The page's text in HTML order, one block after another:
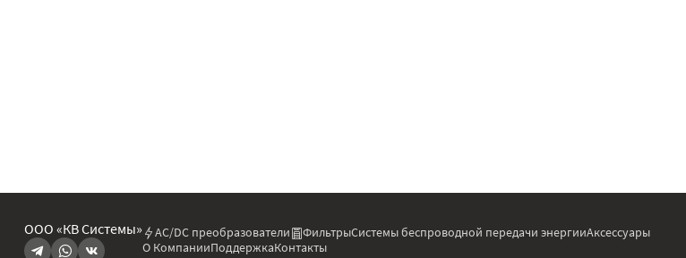
ООО «КВ Системы» AC/DC преобразователи ФильтрыСистемы беспроводной передачи энергииАксессуары
О КомпанииПоддержкаКонтакты